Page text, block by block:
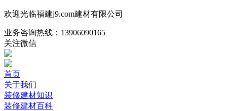
欢迎光临福建j9.com建材有限公司
业务咨询热线： 13906090165
关注微信
首页
关于我们
装修建材知识
装修建材百科